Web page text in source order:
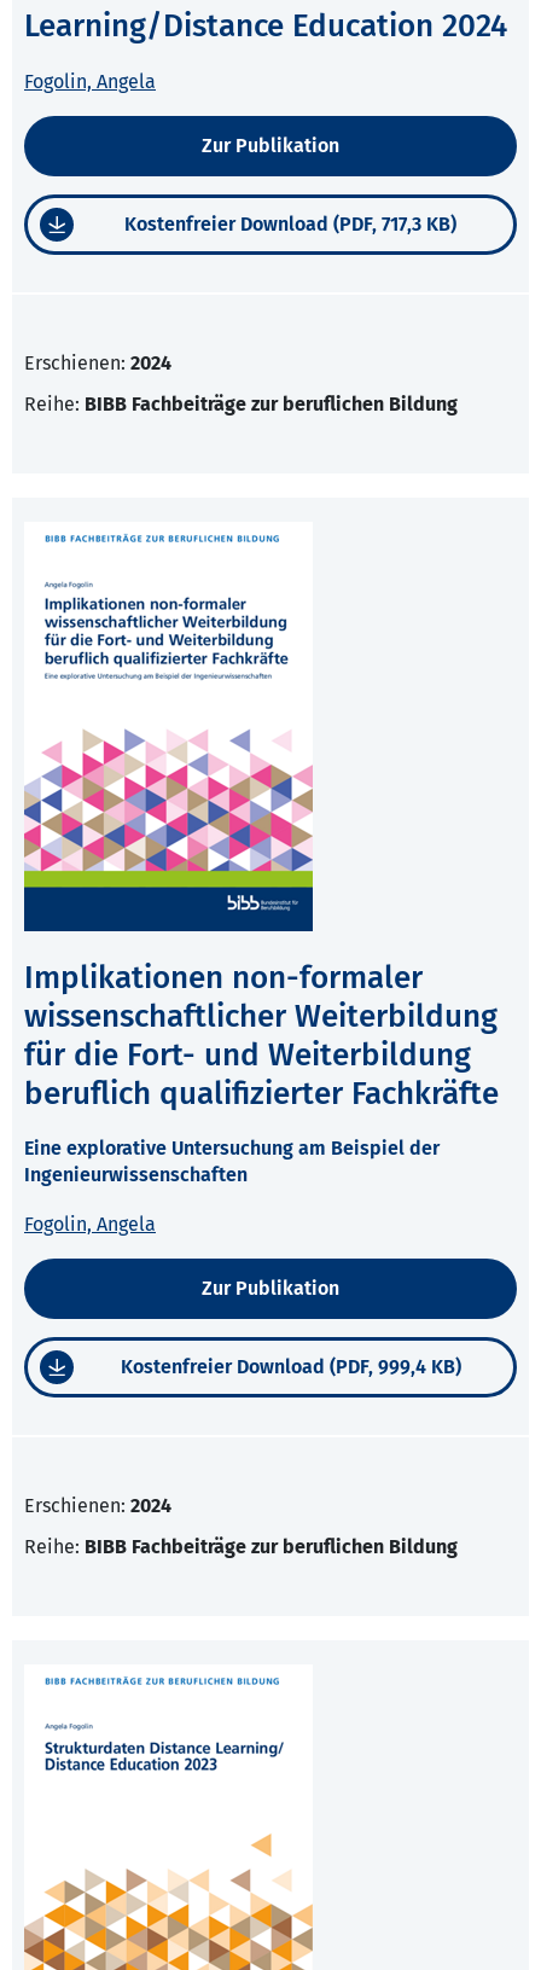
Learning/Distance Education 2024
Fogolin, Angela
Zur Publikation
Kostenfreier Download (PDF, 717,3 KB)
Erschienen: 2024
Reihe: BIBB Fachbeiträge zur beruflichen Bildung
Implikationen non-formaler
wissenschaftlicher Weiterbildung
für die Fort- und Weiterbildung
beruflich qualifizierter Fachkräfte
Eine explorative Untersuchung am Beispiel der
Ingenieurwissenschaften
Fogolin, Angela
Zur Publikation
Kostenfreier Download (PDF, 999,4 KB)
Erschienen: 2024
Reihe: BIBB Fachbeiträge zur beruflichen Bildung